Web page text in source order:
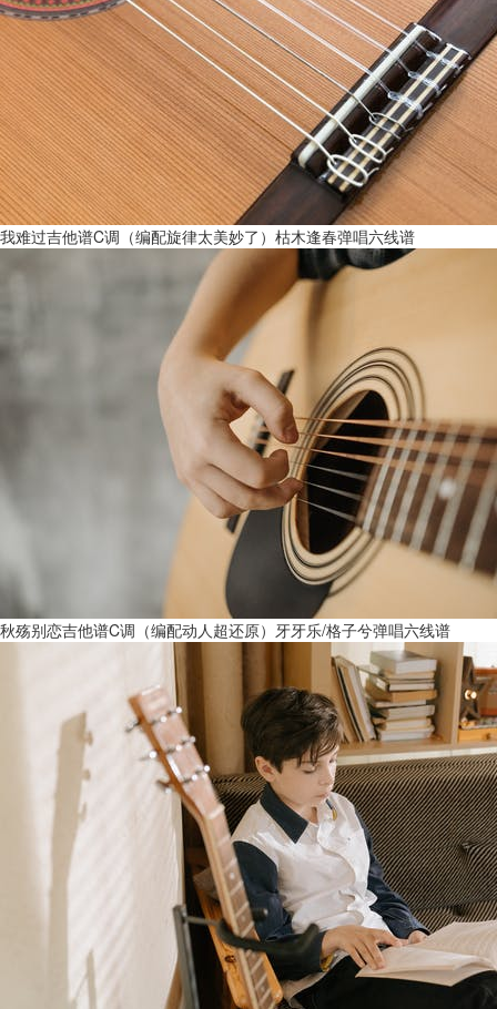
我难过吉他谱C调（编配旋律太美妙了）枯木逢春弹唱六线谱
秋殇别恋吉他谱C调（编配动人超还原）牙牙乐/格子兮弹唱六线谱